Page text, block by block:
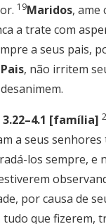
19Maridos, ame
a trate com
a seus pais,
Pais, não irritem
3.22–4.1 [família]
a seus
los sempre, e
por causa de
tudo que fizerem,